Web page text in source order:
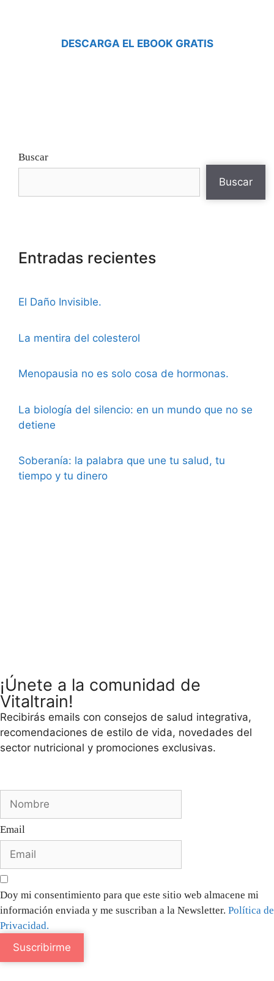
DESCARGA EL EBOOK GRATIS
Buscar
Buscar
Entradas recientes
El Daño Invisible.
La mentira del colesterol
Menopausia no es solo cosa de hormonas.
La biología del silencio: en un mundo que no se
detiene
Soberanía: la palabra que une tu salud, tu
tiempo y tu dinero
¡Únete a la comunidad de
Vitaltrain!
Recibirás emails con consejos de salud integrativa,
recomendaciones de estilo de vida, novedades del
sector nutricional y promociones exclusivas.
Email
Doy mi consentimiento para que este sitio web almacene mi
información enviada y me suscriban a la Newsletter. Política de
Privacidad.
Suscribirme